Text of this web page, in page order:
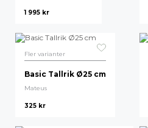
1 995 kr
Fler varianter
Basic Tallrik Ø25 cm
Mateus
325 kr